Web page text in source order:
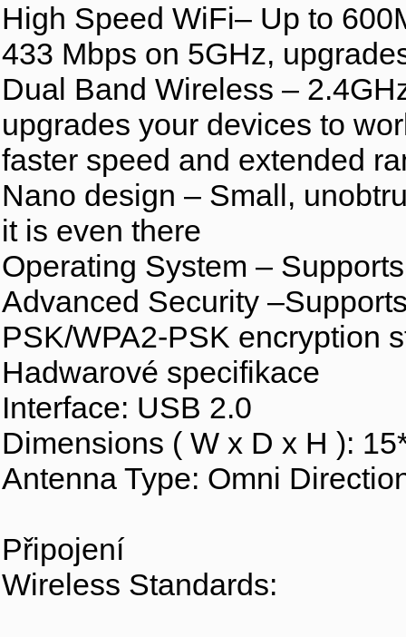
High Speed WiFi– Up to
433 Mbps on 5GHz,
Dual Band Wireless –
upgrades your devices to
faster speed and extended
Nano design – Small,
it is even there
Operating System –
Advanced Security
PSK/WPA2-PSK encryption
Hadwarové specifikace
Interface: USB 2.0
Dimensions ( W x D x H ):
Antenna Type: Omni
Připojení
Wireless Standards: